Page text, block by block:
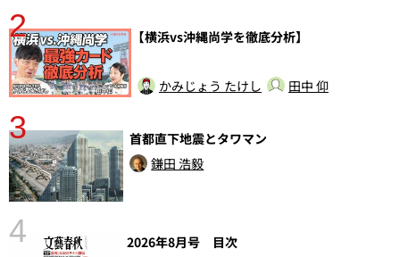
2 【横浜vs沖縄尚学を徹底分析】
かみじょう たけし 田中 仰
3
首都直下地震とタワマン
鎌田 浩毅
4
2026年8月号 目次